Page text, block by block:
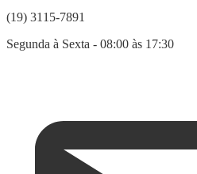
(19) 3115-7891
Segunda à Sexta - 08:00 às 17:30